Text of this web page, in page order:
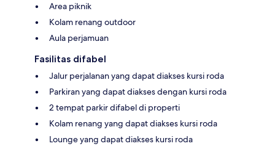
Area piknik
Kolam renang outdoor
Aula perjamuan
Fasilitas difabel
Jalur perjalanan yang dapat diakses kursi roda
Parkiran yang dapat diakses dengan kursi roda
2 tempat parkir difabel di properti
Kolam renang yang dapat diakses kursi roda
Lounge yang dapat diakses kursi roda